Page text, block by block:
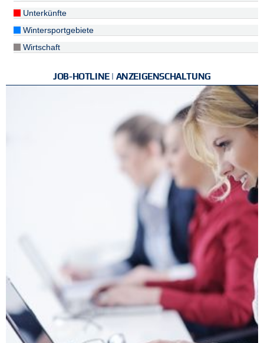
Unterkünfte
Wintersportgebiete
Wirtschaft
JOB-HOTLINE | ANZEIGENSCHALTUNG